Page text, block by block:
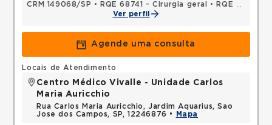
CRM 149068/SP • RQE 68741 - Cirurgia geral •
RQE 68742 - Urologia
Ver perfil
Agende uma consulta
Locais de Atendimento
Centro Médico Vivalle - Unidade Carlos
Maria Auricchio
Rua Carlos Maria Auricchio, Jardim Aquarius, Sao
Jose dos Campos, SP, 12246876 •
Mapa